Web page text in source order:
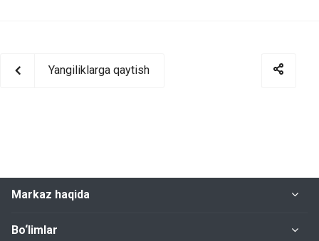
Yangiliklarga qaytish
Markaz haqida
Bo‘limlar